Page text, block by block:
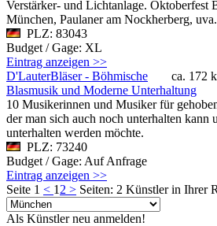
Verstärker- und Lichtanlage. Oktoberfest
München, Paulaner am Nockherberg, uva.
PLZ: 83043
Budget / Gage: XL
Eintrag anzeigen >>
ca. 172
D'LauterBläser - Böhmische
Blasmusik und Moderne Unterhaltung
10 Musikerinnen und Musiker für
der man sich auch noch unterhalten kann
unterhalten werden möchte.
PLZ: 73240
Budget / Gage: Auf Anfrage
Eintrag anzeigen >>
Seite 1 < 1 2 > Seiten: 2 Künstler in Ihrer
Als Künstler neu anmelden!